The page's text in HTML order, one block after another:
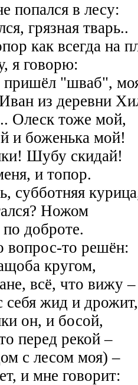
попался в лесу:
грязная тварь..
как всегда на
я говорю:
"шваб",
из деревни
Олеск тоже мой,
и боженька мой!
Шубу скидай!
и топор.
субботняя
Ножом
доброте.
вопрос-то решён:
кругом,
всё, что вижу
себя жид и дрожит,
он, и босой,
перед рекой –
с лесом моя) –
и мне говорит: